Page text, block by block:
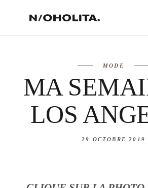
MODE
MA
LOS
29 OCTOBRE 2019